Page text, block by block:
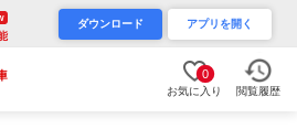
ダウンロード アプリを開く
0
お気に入り 閲覧履歴